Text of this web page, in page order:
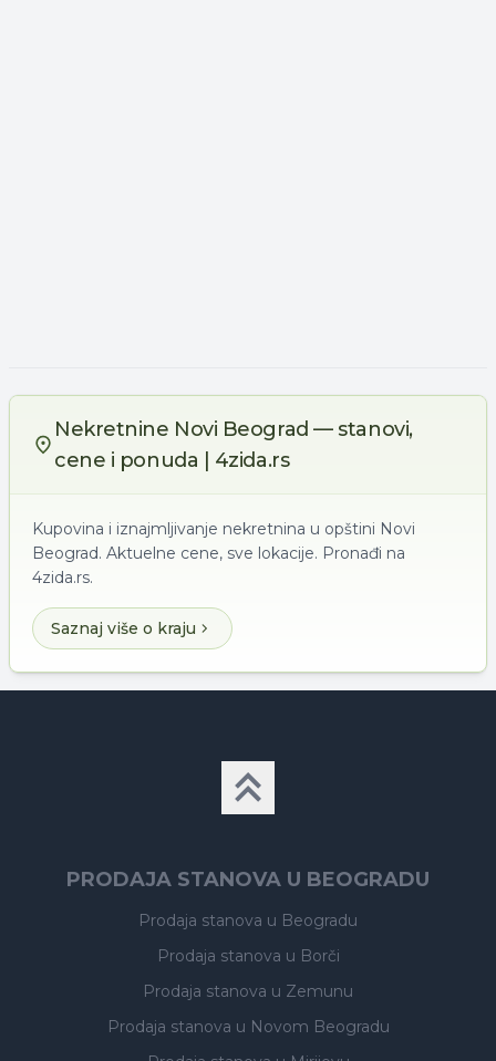
Nekretnine Novi Beograd — stanovi,
cene i ponuda | 4zida.rs
Kupovina i iznajmljivanje nekretnina u opštini Novi
Beograd. Aktuelne cene, sve lokacije. Pronađi na
4zida.rs.
Saznaj više o kraju
PRODAJA STANOVA U BEOGRADU
Prodaja stanova u Beogradu
Prodaja stanova u Borči
Prodaja stanova u Zemunu
Prodaja stanova u Novom Beogradu